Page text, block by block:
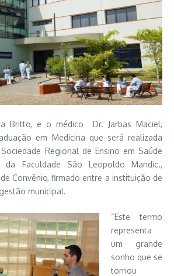
Britto, e o médico Dr. Jarbas Maciel,
em Medicina que será realizada
Regional de Ensino em Saúde
da Faculdade São Leopoldo Mandic.,
Convênio, firmado entre a instituição de
municipal.
“Este termo
representa
um grande
sonho que se
tornou